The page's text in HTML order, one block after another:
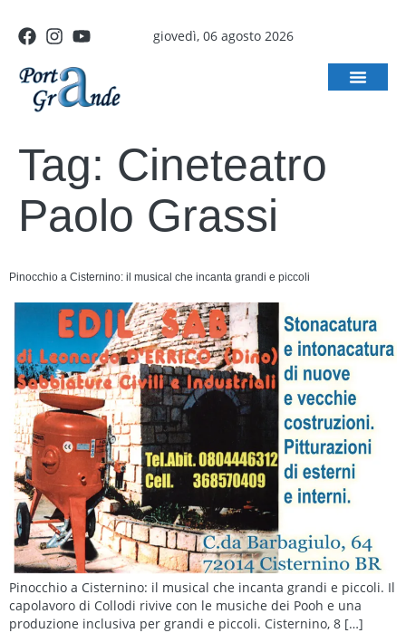
giovedì, 06 agosto 2026
Tag: Cineteatro
Paolo Grassi
Pinocchio a Cisternino: il musical che incanta grandi e piccoli
Pinocchio a Cisternino: il musical che incanta grandi e piccoli. Il
capolavoro di Collodi rivive con le musiche dei Pooh e una
produzione inclusiva per grandi e piccoli. Cisternino, 8 […]